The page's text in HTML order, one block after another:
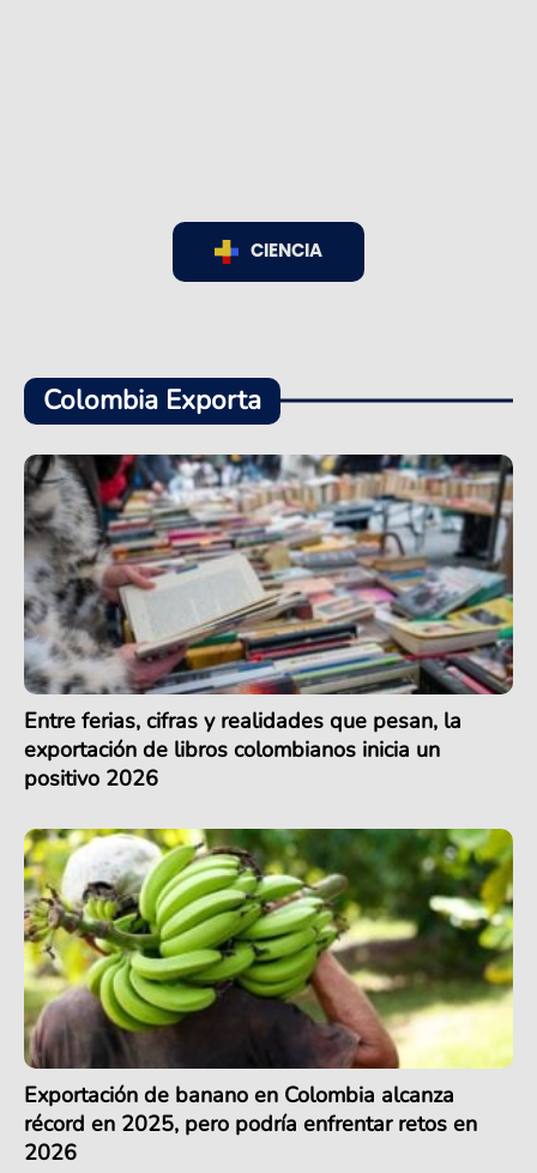
CIENCIA
Colombia Exporta
Entre ferias, cifras y realidades que pesan, la
exportación de libros colombianos inicia un
positivo 2026
Exportación de banano en Colombia alcanza
récord en 2025, pero podría enfrentar retos en
2026